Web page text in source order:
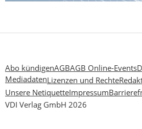
Abo kündigenAGBAGB Online-Events
MediadatenLizenzen und Rechte
Unsere NetiquetteImpressum
VDI Verlag GmbH 2026